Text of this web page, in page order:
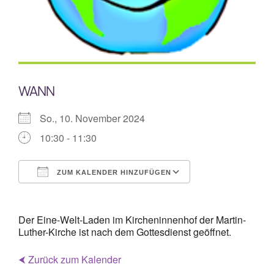
Mitarbeiterplan
Kontakt
WANN
So., 10. November 2024
10:30 - 11:30
ZUM KALENDER HINZUFÜGEN
Der Eine-Welt-Laden im Kircheninnenhof der Martin-
Luther-Kirche ist nach dem Gottesdienst geöffnet.
⮜ Zurück zum Kalender